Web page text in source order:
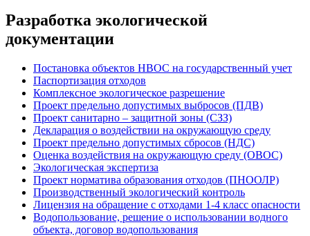
Разработка экологической
документации
Постановка объектов НВОС на государственный учет
Паспортизация отходов
Комплексное экологическое разрешение
Проект предельно допустимых выбросов (ПДВ)
Проект санитарно – защитной зоны (СЗЗ)
Декларация о воздействии на окружающую среду
Проект предельно допустимых сбросов (НДС)
Оценка воздействия на окружающую среду (ОВОС)
Экологическая экспертиза
Проект норматива образования отходов (ПНООЛР)
Производственный экологический контроль
Лицензия на обращение с отходами 1-4 класс опасности
Водопользование, решение о использовании водного
объекта, договор водопользования